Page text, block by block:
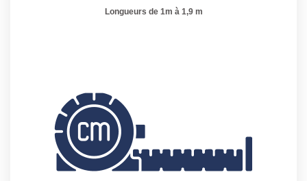
Longueurs de 1m à 1,9 m